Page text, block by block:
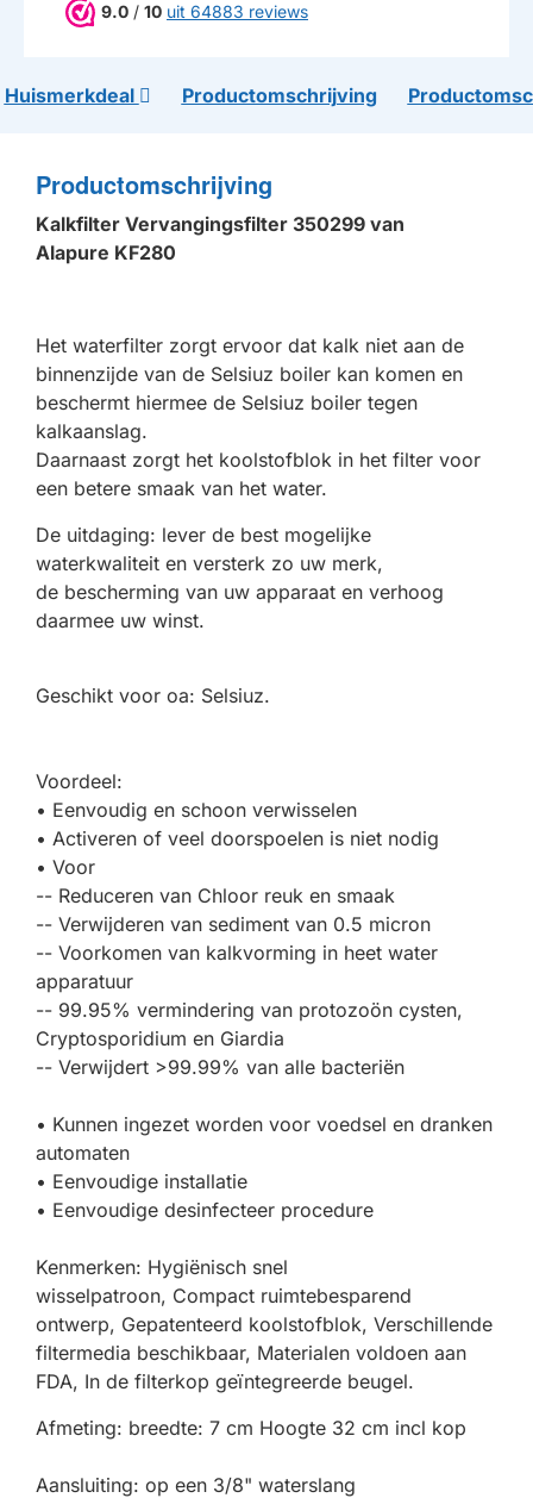
9.0 / 10 uit 64883 reviews
Huismerkdeal Productomschrijving
Productomschrijving
Kalkfilter Vervangingsfilter 350299 van
Alapure KF280
Het waterfilter zorgt ervoor dat kalk niet aan de
binnenzijde van de Selsiuz boiler kan komen en
beschermt hiermee de Selsiuz boiler tegen
kalkaanslag.
Daarnaast zorgt het koolstofblok in het filter voor
een betere smaak van het water.
De uitdaging: lever de best mogelijke
waterkwaliteit en versterk zo uw merk,
de bescherming van uw apparaat en verhoog
daarmee uw winst.
Geschikt voor oa: Selsiuz.
Voordeel:
• Eenvoudig en schoon verwisselen
• Activeren of veel doorspoelen is niet nodig
• Voor
-- Reduceren van Chloor reuk en smaak
-- Verwijderen van sediment van 0.5 micron
-- Voorkomen van kalkvorming in heet water
apparatuur
-- 99.95% vermindering van protozoön cysten,
Cryptosporidium en Giardia
-- Verwijdert >99.99% van alle bacteriën
• Kunnen ingezet worden voor voedsel en dranken
automaten
• Eenvoudige installatie
• Eenvoudige desinfecteer procedure
Kenmerken: Hygiënisch snel
wisselpatroon, Compact ruimtebesparend
ontwerp, Gepatenteerd koolstofblok, Verschillende
filtermedia beschikbaar, Materialen voldoen aan
FDA, In de filterkop geïntegreerde beugel.
Afmeting: breedte: 7 cm Hoogte 32 cm incl kop
Aansluiting: op een 3/8" waterslang